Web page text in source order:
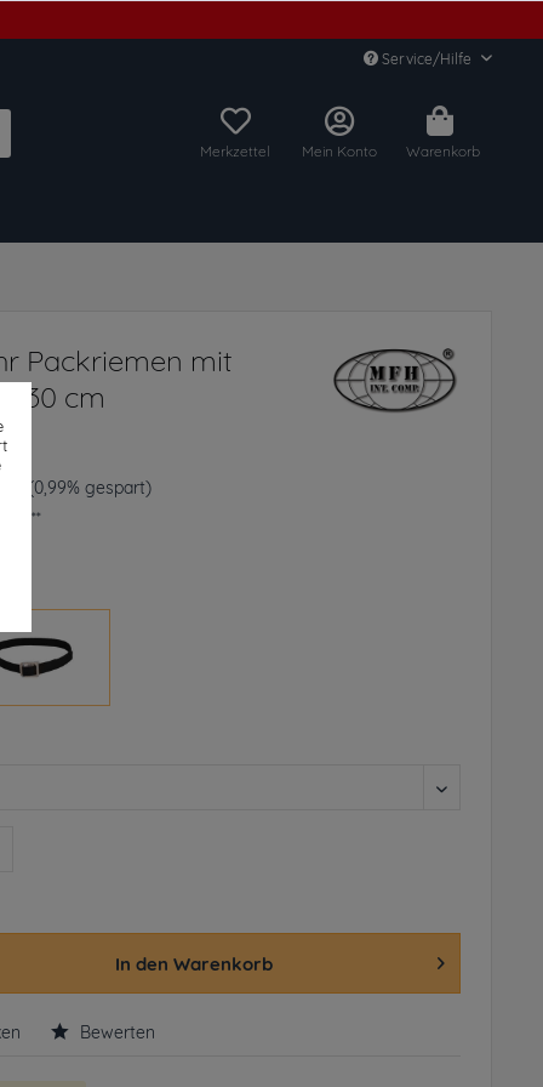
Service/Hilfe
Merkzettel Mein Konto Warenkorb
Packriemen mit
130 cm
* (0,99% gespart)
In den Warenkorb
Bewerten